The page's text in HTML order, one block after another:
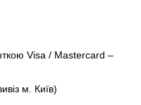
Visa / Mastercard –
м. Київ)